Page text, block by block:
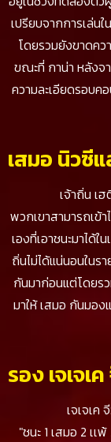
เปรียบจากการเล่
โดยรวมยังขาดค
ขณะที่ กาน่า หลังจ
ความละเอียดรอบค
เสมอ นิวซี
เจ้าถิ่น เฮติ เอ
พวกเขาสามารถเข้
เองที่เอาชนะมาได้
ถิ่นไม่ได้แน่นอนในร
กันมาก่อนแต่โดยร
มาให้ เสมอ กันมอง
รอง เจเจเ
เจเจเค จีวา
"ชนะ 1 เสมอ 2 เเ